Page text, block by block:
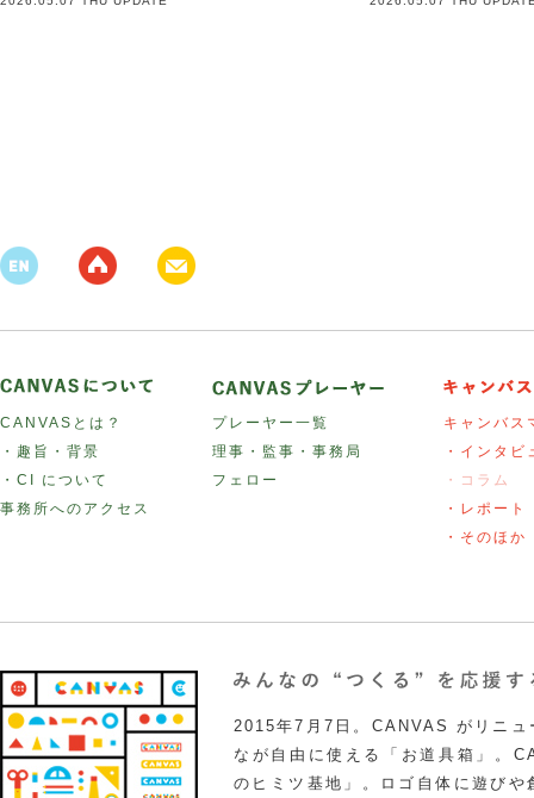
CANVASとは？
・趣旨・背景
・CI について
事務所へのアクセス
プレーヤー一覧
理事・監事・事務局
フェロー
キャンバス
・インタビ
・コラム
・レポート
・そのほか
2015年7月7日。CANVAS がリニュ
なが自由に使える「お道具箱」。
のヒミツ基地」。ロゴ自体に遊び